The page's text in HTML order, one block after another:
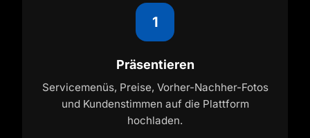
1
Präsentieren
Servicemenüs, Preise, Vorher-Nachher-Fotos
und Kundenstimmen auf die Plattform
hochladen.